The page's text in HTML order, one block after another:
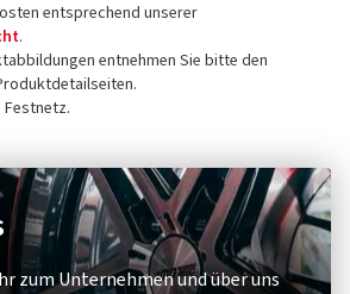
entsprechend unserer
.
entnehmen Sie bitte den
Festnetz.
zum Unternehmen und über uns